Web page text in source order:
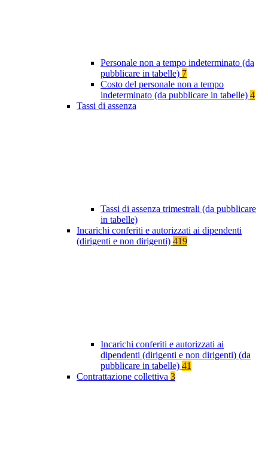
Personale non a tempo indeterminato (da
pubblicare in tabelle) 7
Costo del personale non a tempo
indeterminato (da pubblicare in tabelle) 4
Tassi di assenza
Tassi di assenza trimestrali (da pubblicare
in tabelle)
Incarichi conferiti e autorizzati ai dipendenti
(dirigenti e non dirigenti) 419
Incarichi conferiti e autorizzati ai
dipendenti (dirigenti e non dirigenti) (da
pubblicare in tabelle) 41
Contrattazione collettiva 3